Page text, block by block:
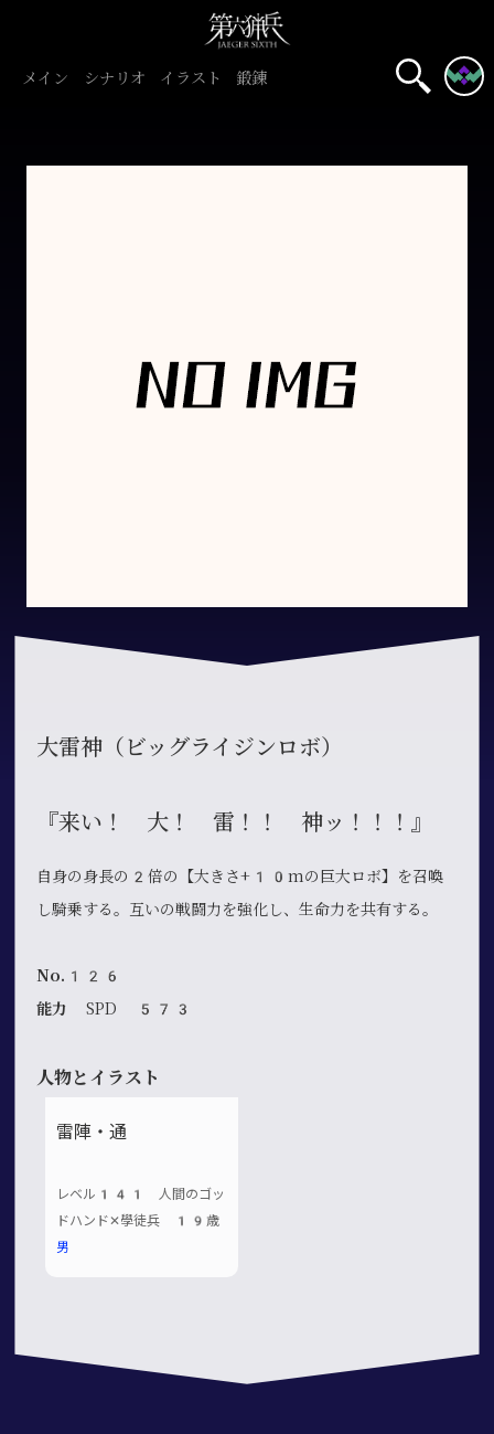
メイン シナリオ イラスト 鍛錬
大雷神（ビッグライジンロボ）
『来い！ 大！ 雷！！ 神ッ！！！』
自身の身長の2倍の【大きさ+10mの巨大ロボ】を召喚
し騎乗する。互いの戦闘力を強化し、生命力を共有する。
No.126
能力SPD 573
人物とイラスト
雷陣・通
レベル141 人間のゴッ
ドハンド✕學徒兵 19歳
男